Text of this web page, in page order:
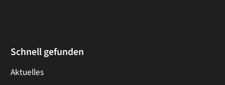
Schnell gefunden
Aktuelles